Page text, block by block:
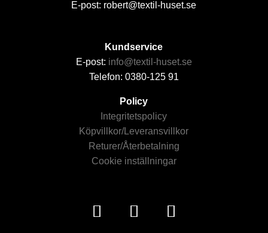
E-post: robert@textil-huset.se
Kundservice
E-post: info@textil-huset.se
Telefon: 0380-125 91
Policy
Integritetspolicy
Köpvillkor/Leveransvillkor
Returer/Återbetalning
Cookie inställningar